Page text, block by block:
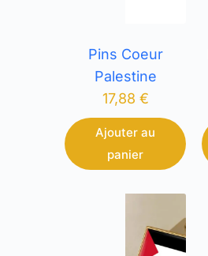
Pins Coeur
Palestine
17,88 €
Ajouter au
panier